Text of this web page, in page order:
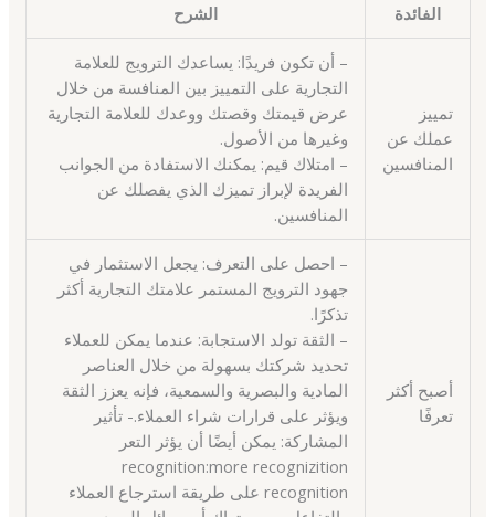
الفائدة الشرح
تمييز
عملك عن
المنافسين
– أن تكون فريدًا: يساعدك الترويج للعلامة
التجارية على التمييز بين المنافسة من خلال
عرض قيمتك وقصتك ووعدك للعلامة التجارية
وغيرها من الأصول.
– امتلاك قيم: يمكنك الاستفادة من الجوانب
الفريدة لإبراز تميزك الذي يفصلك عن
المنافسين.
أصبح أكثر
تعرفًا
– احصل على التعرف: يجعل الاستثمار في
جهود الترويج المستمر علامتك التجارية أكثر
تذكرًا.
– الثقة تولد الاستجابة: عندما يمكن للعملاء
تحديد شركتك بسهولة من خلال العناصر
المادية والبصرية والسمعية، فإنه يعزز الثقة
ويؤثر على قرارات شراء العملاء.- تأثير
المشاركة: يمكن أيضًا أن يؤثر التعر
recognition:more recognizition
recognition على طريقة استرجاع العملاء